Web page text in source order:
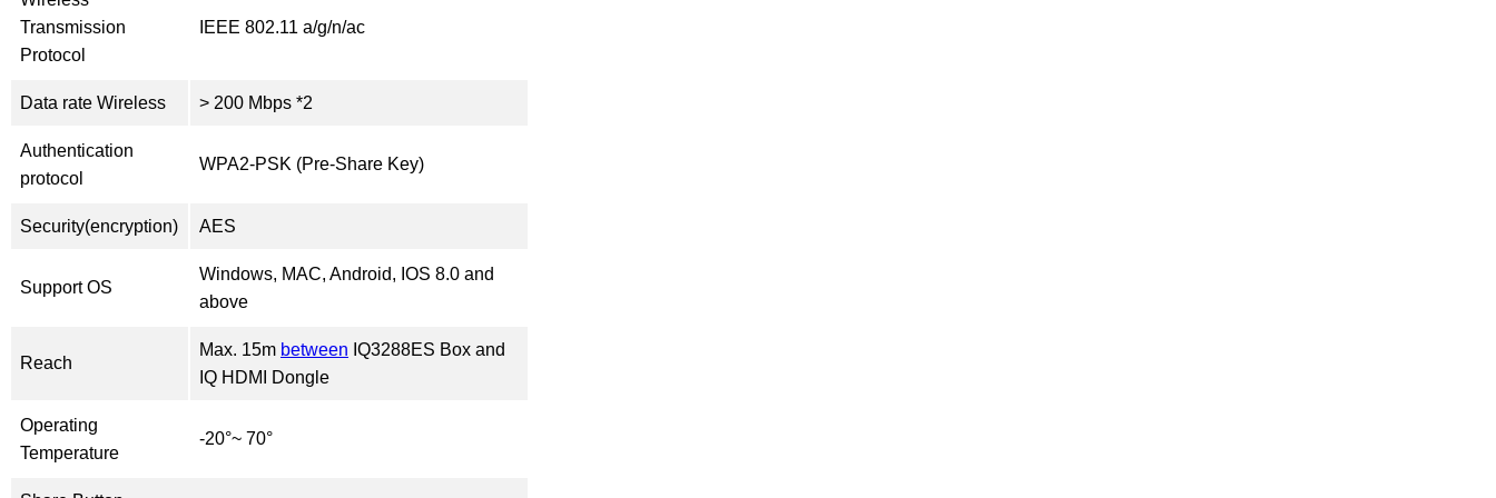
Transmission
Protocol
IEEE 802.11 a/g/n/ac
Data rate Wireless > 200 Mbps *2
Authentication
protocol
WPA2-PSK (Pre-Share Key)
Security(encryption) AES
Support OS
Windows, MAC, Android, IOS 8.0 and
above
Reach
Max. 15m between IQ3288ES Box and
IQ HDMI Dongle
Operating
Temperature
-20°~ 70°